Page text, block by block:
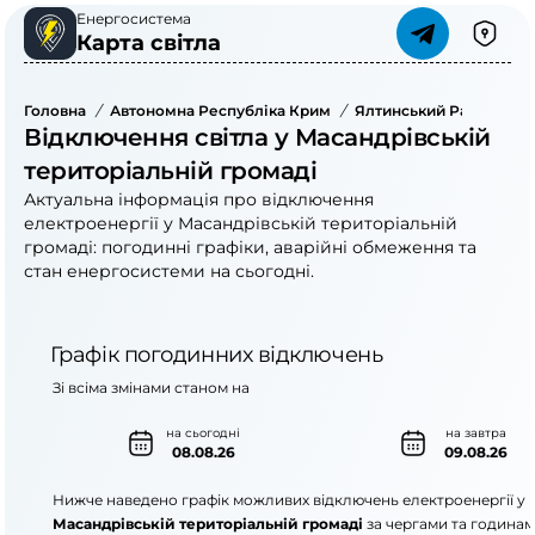
Енергосистема
Карта світла
Головна / Автономна Республіка Крим / Ялтинський Район
Відключення світла у Масандрівській
територіальній громаді
Актуальна інформація про відключення
електроенергії у Масандрівській територіальній
громаді: погодинні графіки, аварійні обмеження та
стан енергосистеми на сьогодні.
Графік погодинних відключень
на сьогодні
08.08.26
на завтра
09.08.26
Зі всіма змінами станом на
Нижче наведено графік можливих відключень електроенергії у
Масандрівській територіальній громаді за чергами та